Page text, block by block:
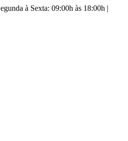
à Sexta: 09:00h às 18:00h |